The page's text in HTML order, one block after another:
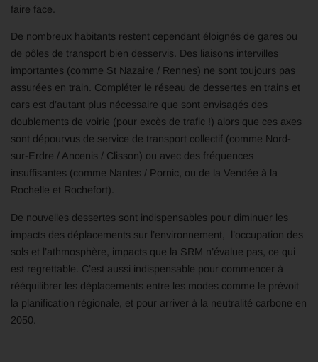
faire face.
De nombreux habitants restent cependant éloignés de gares ou
de pôles de transport bien desservis. Des liaisons intervilles
importantes (comme St Nazaire / Rennes) ne sont toujours pas
assurées en train. Compléter le réseau de dessertes en trains et
cars est d’autant plus nécessaire que sont envisagés des
doublements de voirie (pour excès de trafic !) alors que ces axes
sont dépourvus de service de transport collectif (comme Nord-
sur-Erdre / Ancenis / Clisson) ou avec des fréquences
insuffisantes (comme Nantes / Pornic, ou de la Vendée à la
Rochelle et Rochefort).
De nouvelles dessertes sont indispensables pour diminuer les
impacts des déplacements sur l’environnement, l’occupation des
sols et l’athmosphère, impacts que la SRM n’évalue pas, ce qui
est regrettable. C’est aussi indispensable pour commencer à
rééquilibrer les déplacements entre les modes comme le prévoit
la planification régionale, et pour arriver à la neutralité carbone en
2050.